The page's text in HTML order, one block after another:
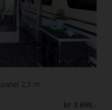
2,5 m
kr 3.699,-